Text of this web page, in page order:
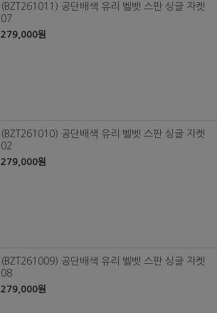
(BZT261011) 공단배색 유리 벨벳 스판 싱글 자켓
07
279,000원
(BZT261010) 공단배색 유리 벨벳 스판 싱글 자켓
02
279,000원
(BZT261009) 공단배색 유리 벨벳 스판 싱글 자켓
08
279,000원